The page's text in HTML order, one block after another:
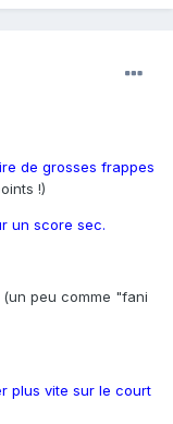
de grosses frappes
!)
un score sec.
(un peu comme "fani
plus vite sur le court